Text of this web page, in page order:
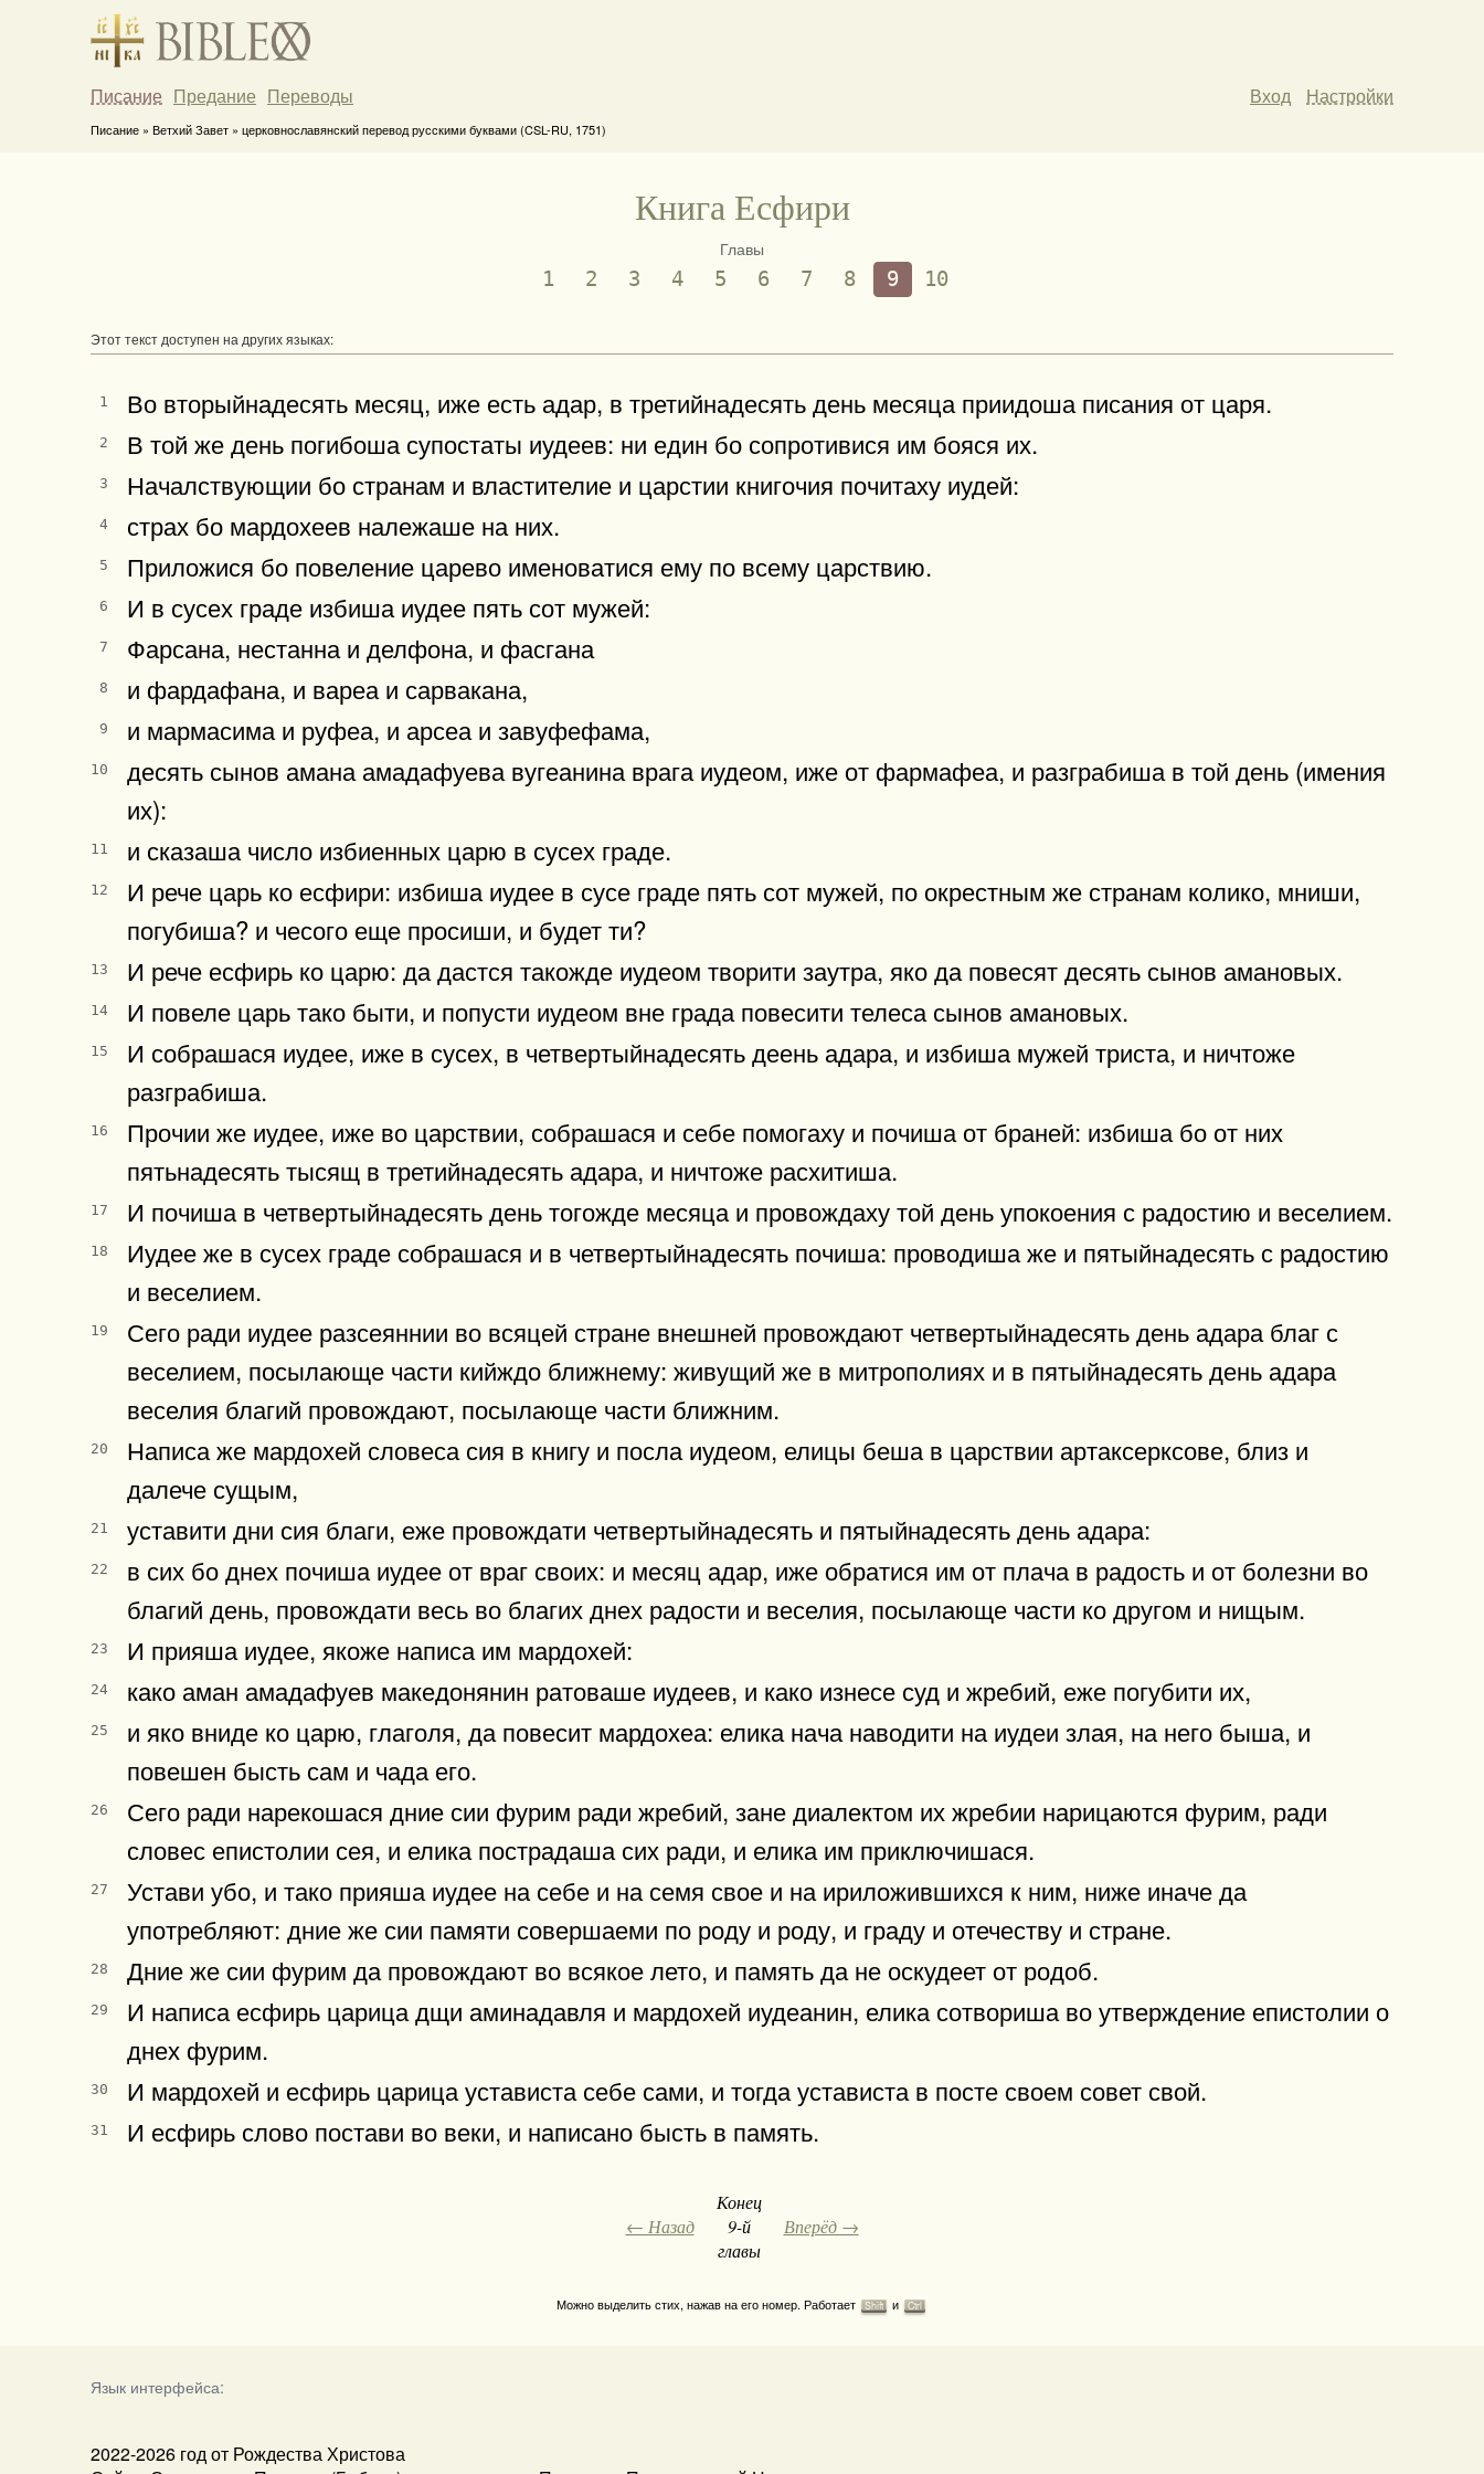
Писание Предание Переводы Вход Настройки
Писание » Ветхий Завет » церковнославянский перевод русскими буквами (CSL-RU, 1751)
Книга Есфири
Главы
1 2 3 4 5 6 7 8 9 10
Этот текст доступен на других языках:
1 Во вторыйнадесять месяц, иже есть адар, в третийнадесять день месяца приидоша писания от царя.
2 В той же день погибоша супостаты иудеев: ни един бо сопротивися им бояся их.
3 Началствующии бо странам и властителие и царстии книгочия почитаху иудей:
4 страх бо мардохеев належаше на них.
5 Приложися бо повеление царево именоватися ему по всему царствию.
6 И в сусех граде избиша иудее пять сот мужей:
7 Фарсана, нестанна и делфона, и фасгана
8 и фардафана, и вареа и сарвакана,
9 и мармасима и руфеа, и арсеа и завуфефама,
10
десять сынов амана амадафуева вугеанина врага иудеом, иже от фармафеа, и разграбиша в той день (имения
их):
11 и сказаша число избиенных царю в сусех граде.
12
И рече царь ко есфири: избиша иудее в сусе граде пять сот мужей, по окрестным же странам колико, мниши,
погубиша? и чесого еще просиши, и будет ти?
13 И рече есфирь ко царю: да дастся такожде иудеом творити заутра, яко да повесят десять сынов амановых.
14 И повеле царь тако быти, и попусти иудеом вне града повесити телеса сынов амановых.
15
И собрашася иудее, иже в сусех, в четвертыйнадесять деень адара, и избиша мужей триста, и ничтоже
разграбиша.
16
Прочии же иудее, иже во царствии, собрашася и себе помогаху и почиша от браней: избиша бо от них
пятьнадесять тысящ в третийнадесять адара, и ничтоже расхитиша.
17 И почиша в четвертыйнадесять день тогожде месяца и провождаху той день упокоения с радостию и веселием.
18
Иудее же в сусех граде собрашася и в четвертыйнадесять почиша: проводиша же и пятыйнадесять с радостию
и веселием.
19
Сего ради иудее разсеяннии во всяцей стране внешней провождают четвертыйнадесять день адара благ с
веселием, посылающе части кийждо ближнему: живущий же в митрополиях и в пятыйнадесять день адара
веселия благий провождают, посылающе части ближним.
20
Написа же мардохей словеса сия в книгу и посла иудеом, елицы беша в царствии артаксерксове, близ и
далече сущым,
21 уставити дни сия благи, еже провождати четвертыйнадесять и пятыйнадесять день адара:
22
в сих бо днех почиша иудее от враг своих: и месяц адар, иже обратися им от плача в радость и от болезни во
благий день, провождати весь во благих днех радости и веселия, посылающе части ко другом и нищым.
23 И прияша иудее, якоже написа им мардохей:
24 како аман амадафуев македонянин ратоваше иудеев, и како изнесе суд и жребий, еже погубити их,
25
и яко вниде ко царю, глаголя, да повесит мардохеа: елика нача наводити на иудеи злая, на него быша, и
повешен бысть сам и чада его.
26
Сего ради нарекошася дние сии фурим ради жребий, зане диалектом их жребии нарицаются фурим, ради
словес епистолии сея, и елика пострадаша сих ради, и елика им приключишася.
27
Устави убо, и тако прияша иудее на себе и на семя свое и на ириложившихся к ним, ниже иначе да
употребляют: дние же сии памяти совершаеми по роду и роду, и граду и отечеству и стране.
28 Дние же сии фурим да провождают во всякое лето, и память да не оскудеет от родоб.
29
И написа есфирь царица дщи аминадавля и мардохей иудеанин, елика сотвориша во утверждение епистолии о
днех фурим.
30 И мардохей и есфирь царица устависта себе сами, и тогда устависта в посте своем совет свой.
31 И есфирь слово постави во веки, и написано бысть в память.
← Назад
Конец
9-й
главы
Вперёд →
Можно выделить стих, нажав на его номер. Работает Shift и Ctrl
Язык интерфейса:
2022-2026 год от Рождества Христова